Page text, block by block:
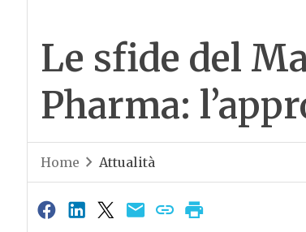
Le sfide del
Pharma:
Home Attualità